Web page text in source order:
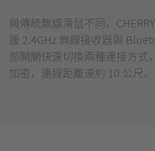
與傳統無線滑鼠不同，
援 2.4GHz 無線接收器與
部開關快速切換兩種連接方式
加密，連線距離達約 10 公尺。